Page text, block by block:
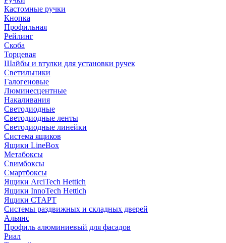
Кастомные ручки
Кнопка
Профильная
Рейлинг
Скоба
Торцевая
Шайбы и втулки для установки ручек
Светильники
Галогеновые
Люминесцентные
Накаливания
Светодиодные
Светодиодные ленты
Светодиодные линейки
Система ящиков
Ящики LineBox
Метабоксы
Свимбоксы
Смартбоксы
Ящики ArciTech Hettich
Ящики InnoTech Hettich
Ящики СТАРТ
Системы раздвижных и складных дверей
Альянс
Профиль алюминиевый для фасадов
Риал